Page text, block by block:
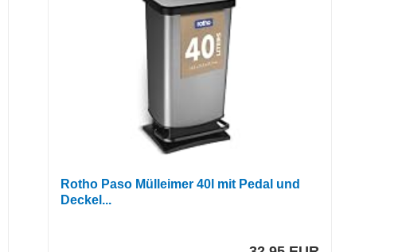
Rotho Paso Mülleimer 40l mit Pedal und
Deckel...